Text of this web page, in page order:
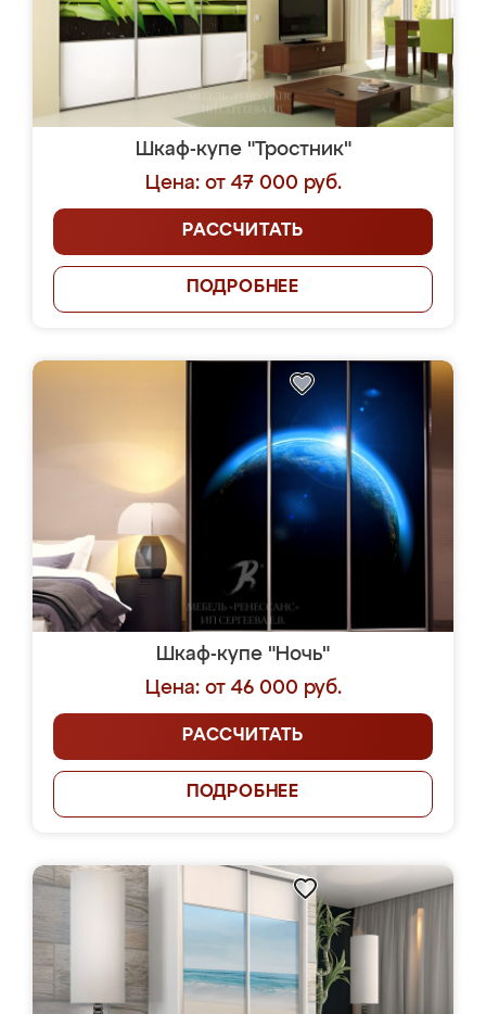
Шкаф-купе "Тростник"
Цена: от 47 000 руб.
РАССЧИТАТЬ
ПОДРОБНЕЕ
Шкаф-купе "Ночь"
Цена: от 46 000 руб.
РАССЧИТАТЬ
ПОДРОБНЕЕ